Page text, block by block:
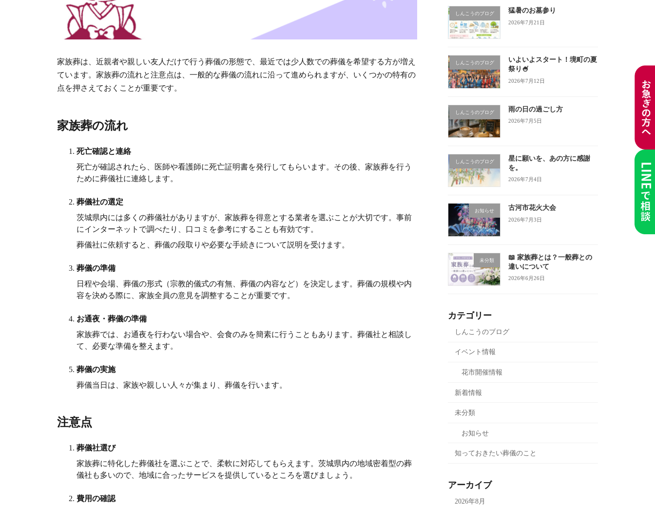
家族葬は、近親者や親しい友人だけで行う葬儀の形態で、最近では少人数での葬儀を希望する方が増え
ています。家族葬の流れと注意点は、一般的な葬儀の流れに沿って進められますが、いくつかの特有の
点を押さえておくことが重要です。
家族葬の流れ
死亡確認と連絡
死亡が確認されたら、医師や看護師に死亡証明書を発行してもらいます。その後、家族葬を行う
ために葬儀社に連絡します。
葬儀社の選定
茨城県内には多くの葬儀社がありますが、家族葬を得意とする業者を選ぶことが大切です。事前
にインターネットで調べたり、口コミを参考にすることも有効です。
葬儀社に依頼すると、葬儀の段取りや必要な手続きについて説明を受けます。
葬儀の準備
日程や会場、葬儀の形式（宗教的儀式の有無、葬儀の内容など）を決定します。葬儀の規模や内
容を決める際に、家族全員の意見を調整することが重要です。
お通夜・葬儀の準備
家族葬では、お通夜を行わない場合や、会食のみを簡素に行うこともあります。葬儀社と相談し
て、必要な準備を整えます。
葬儀の実施
葬儀当日は、家族や親しい人々が集まり、葬儀を行います。
注意点
葬儀社選び
家族葬に特化した葬儀社を選ぶことで、柔軟に対応してもらえます。茨城県内の地域密着型の葬
儀社も多いので、地域に合ったサービスを提供しているところを選びましょう。
費用の確認
しんこうのブログ 猛暑のお墓参り
2026年7月21日
しんこうのブログ
いよいよスタート！境町の夏
祭り🍧
2026年7月12日
しんこうのブログ 雨の日の過ごし方
2026年7月5日
しんこうのブログ
星に願いを、あの方に感謝
を。
2026年7月4日
お知らせ 古河市花火大会
2026年7月3日
未分類
📖 家族葬とは？一般葬との
違いについて
2026年6月26日
カテゴリー
しんこうのブログ
イベント情報
花市開催情報
新着情報
未分類
お知らせ
知っておきたい葬儀のこと
アーカイブ
2026年8月